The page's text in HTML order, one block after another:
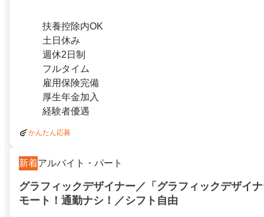
扶養控除内OK
土日休み
週休2日制
フルタイム
雇用保険完備
厚生年金加入
経験者優遇
かんたん応募
新着アルバイト・パート
グラフィックデザイナー／「グラフィックデザイ
モート！通勤ナシ！／シフト自由